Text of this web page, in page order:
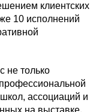
клиентских
10 исполнений
не только
ассоциаций и